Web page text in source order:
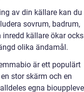
av din källare kan
sovrum, badrum,
källare ökar
olika ändamål.
är ett populärt
stor skärm och en
egna